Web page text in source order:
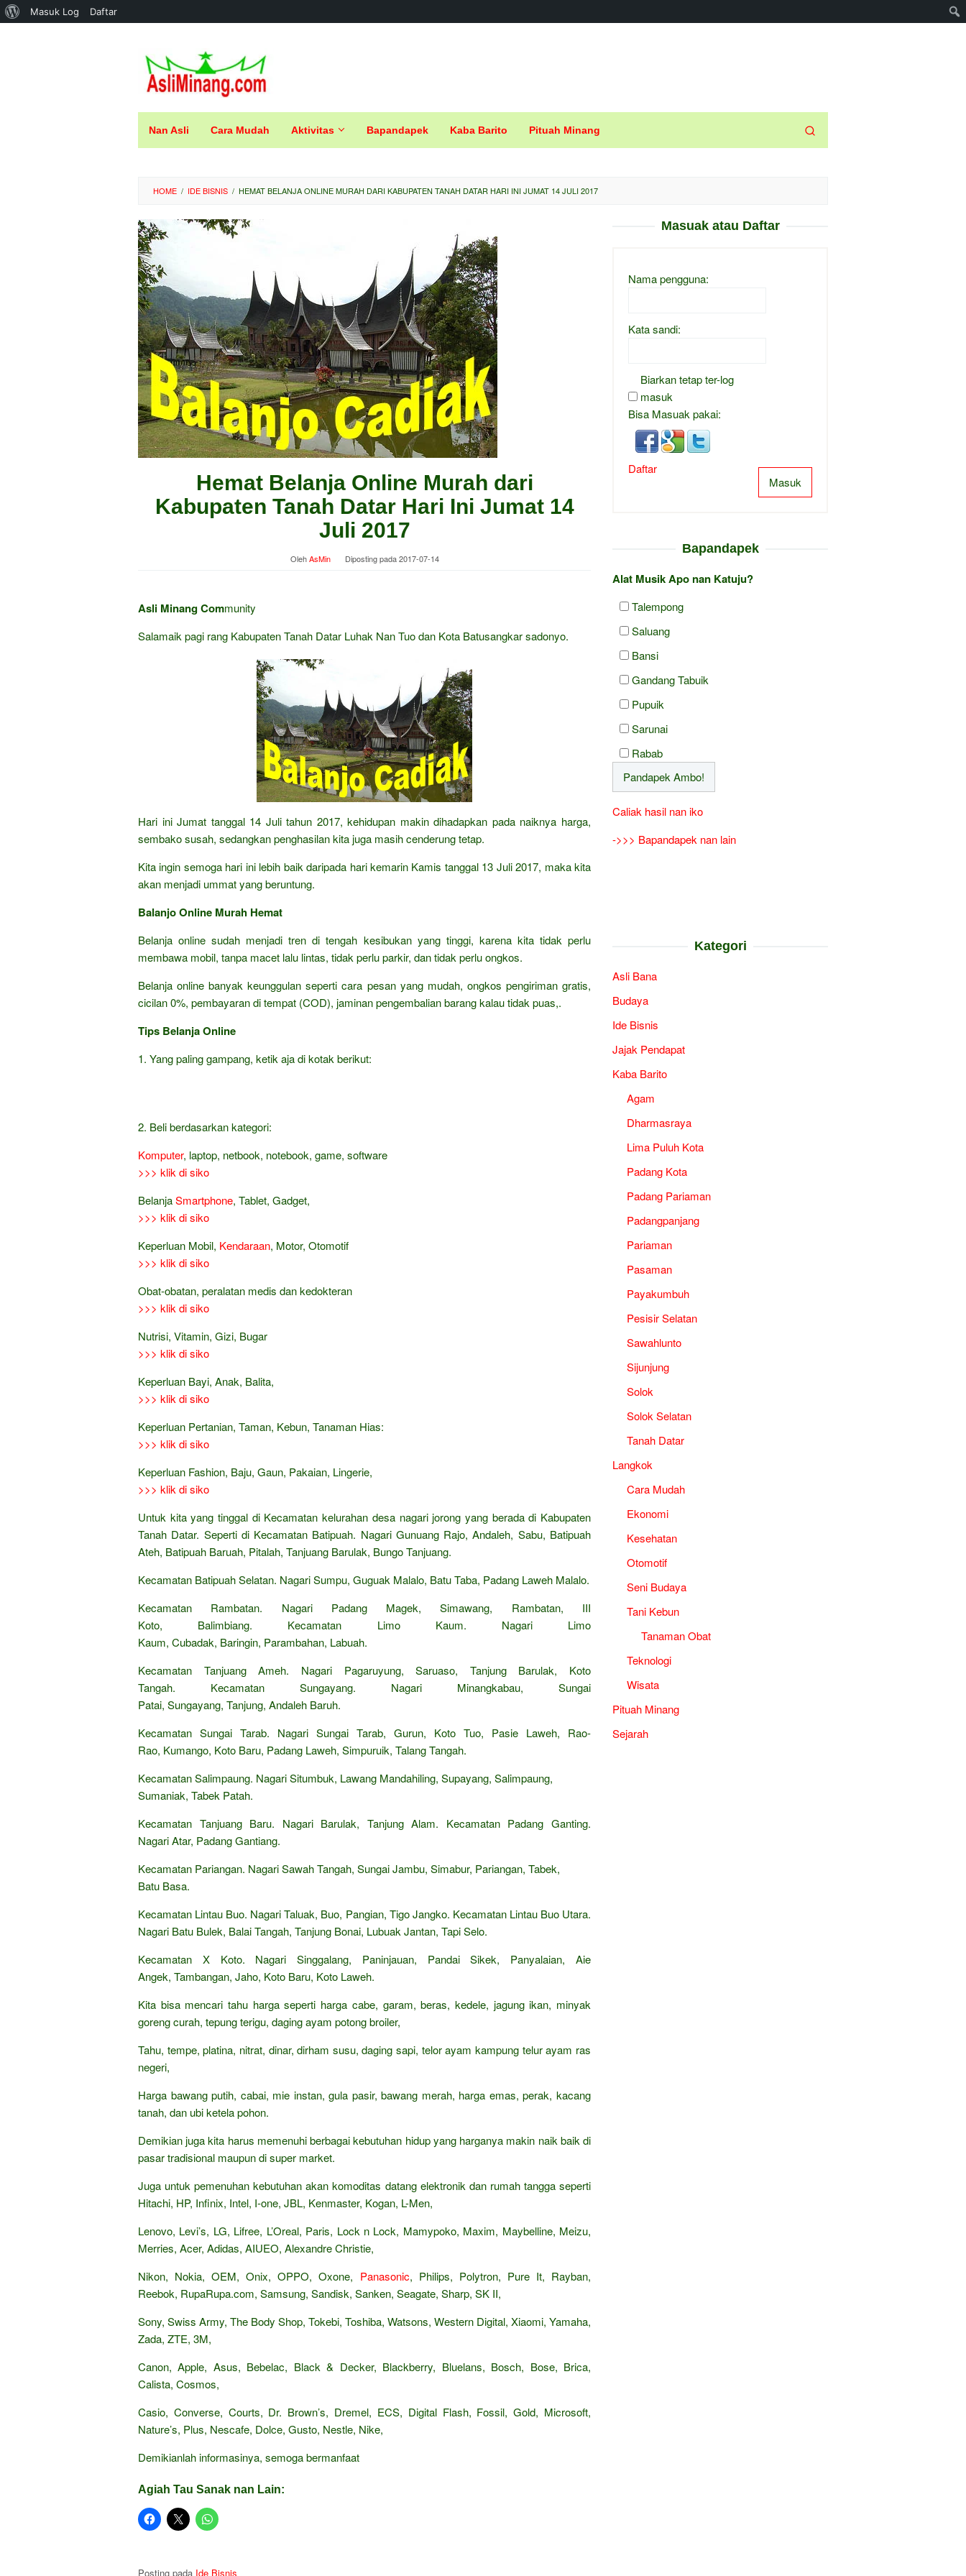
Tentang
Masuk Log Daftar
konten
Nan Asli Cara Mudah Aktivitas Bapandapek Kaba Barito Pituah Minang
HOME / IDE BISNIS / HEMAT BELANJA ONLINE MURAH DARI KABUPATEN TANAH DATAR HARI INI JUMAT 14 JULI 2017
Hemat Belanja Online Murah dari
Kabupaten Tanah Datar Hari Ini Jumat 14
Juli 2017
OlehAsMin Diposting pada2017-07-14
Asli Minang Community
Salamaik pagi rang Kabupaten Tanah Datar Luhak Nan Tuo dan Kota Batusangkar sadonyo.
Hari ini Jumat tanggal 14 Juli tahun 2017, kehidupan makin dihadapkan pada naiknya harga,
sembako susah, sedangkan penghasilan kita juga masih cenderung tetap.
Kita ingin semoga hari ini lebih baik daripada hari kemarin Kamis tanggal 13 Juli 2017, maka kita
akan menjadi ummat yang beruntung.
Balanjo Online Murah Hemat
Belanja online sudah menjadi tren di tengah kesibukan yang tinggi, karena kita tidak perlu
membawa mobil, tanpa macet lalu lintas, tidak perlu parkir, dan tidak perlu ongkos.
Belanja online banyak keunggulan seperti cara pesan yang mudah, ongkos pengiriman gratis,
cicilan 0%, pembayaran di tempat (COD), jaminan pengembalian barang kalau tidak puas,.
Tips Belanja Online
1. Yang paling gampang, ketik aja di kotak berikut:
2. Beli berdasarkan kategori:
Komputer, laptop, netbook, notebook, game, software
>>> klik di siko
BelanjaSmartphone, Tablet, Gadget,
>>> klik di siko
Keperluan Mobil, Kendaraan, Motor, Otomotif
>>> klik di siko
Obat-obatan, peralatan medis dan kedokteran
>>> klik di siko
Nutrisi, Vitamin, Gizi, Bugar
>>> klik di siko
Keperluan Bayi, Anak, Balita,
>>> klik di siko
Keperluan Pertanian, Taman, Kebun, Tanaman Hias:
>>> klik di siko
Keperluan Fashion, Baju, Gaun, Pakaian, Lingerie,
>>> klik di siko
Untuk kita yang tinggal di Kecamatan kelurahan desa nagari jorong yang berada di Kabupaten
Tanah Datar. Seperti di Kecamatan Batipuah. Nagari Gunuang Rajo, Andaleh, Sabu, Batipuah
Ateh, Batipuah Baruah, Pitalah, Tanjuang Barulak, Bungo Tanjuang.
Kecamatan Batipuah Selatan. Nagari Sumpu, Guguak Malalo, Batu Taba, Padang Laweh Malalo.
Kecamatan Rambatan. Nagari Padang Magek, Simawang, Rambatan, III
Koto, Balimbiang. Kecamatan Limo Kaum. Nagari Limo
Kaum, Cubadak, Baringin, Parambahan, Labuah.
Kecamatan Tanjuang Ameh. Nagari Pagaruyung, Saruaso, Tanjung Barulak, Koto
Tangah. Kecamatan Sungayang. Nagari Minangkabau, Sungai
Patai, Sungayang, Tanjung, Andaleh Baruh.
Kecamatan Sungai Tarab. Nagari Sungai Tarab, Gurun, Koto Tuo, Pasie Laweh, Rao-
Rao, Kumango, Koto Baru, Padang Laweh, Simpuruik, Talang Tangah.
Kecamatan Salimpaung. Nagari Situmbuk, Lawang Mandahiling, Supayang, Salimpaung,
Sumaniak, Tabek Patah.
Kecamatan Tanjuang Baru. Nagari Barulak, Tanjung Alam. Kecamatan Padang Ganting.
Nagari Atar, Padang Gantiang.
Kecamatan Pariangan. Nagari Sawah Tangah, Sungai Jambu, Simabur, Pariangan, Tabek,
Batu Basa.
Kecamatan Lintau Buo. Nagari Taluak, Buo, Pangian, Tigo Jangko. Kecamatan Lintau Buo Utara.
Nagari Batu Bulek, Balai Tangah, Tanjung Bonai, Lubuak Jantan, Tapi Selo.
Kecamatan X Koto. Nagari Singgalang, Paninjauan, Pandai Sikek, Panyalaian, Aie
Angek, Tambangan, Jaho, Koto Baru, Koto Laweh.
Kita bisa mencari tahu harga seperti harga cabe, garam, beras, kedele, jagung ikan, minyak
goreng curah, tepung terigu, daging ayam potong broiler,
Tahu, tempe, platina, nitrat, dinar, dirham susu, daging sapi, telor ayam kampung telur ayam ras
negeri,
Harga bawang putih, cabai, mie instan, gula pasir, bawang merah, harga emas, perak, kacang
tanah, dan ubi ketela pohon.
Demikian juga kita harus memenuhi berbagai kebutuhan hidup yang harganya makin naik baik di
pasar tradisional maupun di super market.
Juga untuk pemenuhan kebutuhan akan komoditas datang elektronik dan rumah tangga seperti
Hitachi, HP, Infinix, Intel, I-one, JBL, Kenmaster, Kogan, L-Men,
Lenovo, Levi’s, LG, Lifree, L’Oreal, Paris, Lock n Lock, Mamypoko, Maxim, Maybelline, Meizu,
Merries, Acer, Adidas, AIUEO, Alexandre Christie,
Nikon, Nokia, OEM, Onix, OPPO, Oxone, Panasonic, Philips, Polytron, Pure It, Rayban,
Reebok, RupaRupa.com, Samsung, Sandisk, Sanken, Seagate, Sharp, SK II,
Sony, Swiss Army, The Body Shop, Tokebi, Toshiba, Watsons, Western Digital, Xiaomi, Yamaha,
Zada, ZTE, 3M,
Canon, Apple, Asus, Bebelac, Black & Decker, Blackberry, Bluelans, Bosch, Bose, Brica,
Calista, Cosmos,
Casio, Converse, Courts, Dr. Brown’s, Dremel, ECS, Digital Flash, Fossil, Gold, Microsoft,
Nature’s, Plus, Nescafe, Dolce, Gusto, Nestle, Nike,
Demikianlah informasinya, semoga bermanfaat
Agiah Tau Sanak nan Lain:
Posting pada Ide Bisnis
Masuak atau Daftar
Nama pengguna:
Kata sandi:
Biarkan tetap ter-log
masuk
Bisa Masuak pakai:
Masuk
Daftar
Bapandapek
Alat Musik Apo nan Katuju?
Talempong
Saluang
Bansi
Gandang Tabuik
Pupuik
Sarunai
Rabab
Caliak hasil nan iko
->>> Bapandapek nan lain
Kategori
Asli Bana
Budaya
Ide Bisnis
Jajak Pendapat
Kaba Barito
Agam
Dharmasraya
Lima Puluh Kota
Padang Kota
Padang Pariaman
Padangpanjang
Pariaman
Pasaman
Payakumbuh
Pesisir Selatan
Sawahlunto
Sijunjung
Solok
Solok Selatan
Tanah Datar
Langkok
Cara Mudah
Ekonomi
Kesehatan
Otomotif
Seni Budaya
Tani Kebun
Tanaman Obat
Teknologi
Wisata
Pituah Minang
Sejarah